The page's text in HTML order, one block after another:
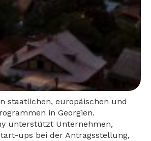
staatlichen, europäischen und
in Georgien.
unterstützt Unternehmen,
ups bei der Antragsstellung,